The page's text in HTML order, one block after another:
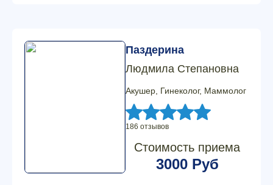
Паздерина
Людмила Степановна
Акушер, Гинеколог, Маммолог
186 отзывов
Стоимость приема
3000 Руб